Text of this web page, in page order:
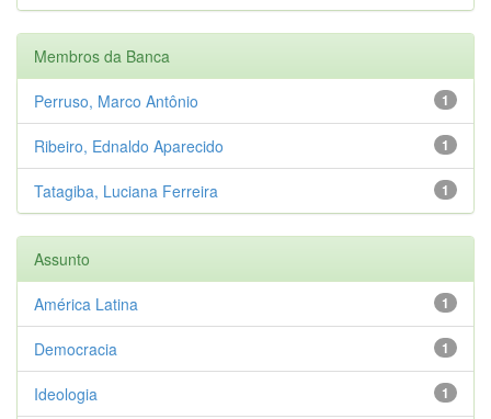
Membros da Banca
1
Perruso, Marco Antônio
1
Ribeiro, Ednaldo Aparecido
1
Tatagiba, Luciana Ferreira
Assunto
1
América Latina
1
Democracia
1
Ideologia